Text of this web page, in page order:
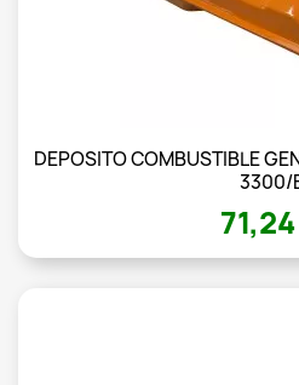
DEPOSITO COMBUSTIBLE
3300/